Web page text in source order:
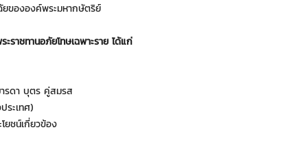
ยขององค์พระมหากษัตริย์
ราชทานอภัยโทษเฉพาะราย ได้แก่
รดา บุตร คู่สมรส
ระเทศ)
ยชน์เกี่ยวข้อง